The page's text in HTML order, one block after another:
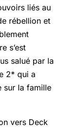
liés au
rébellion et
s’est
salué par la
2* qui a
sur la famille
vers Deck